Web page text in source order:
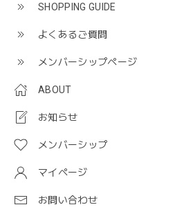
SHOPPING GUIDE
よくあるご質問
メンバーシップページ
ABOUT
お知らせ
メンバーシップ
マイページ
お問い合わせ